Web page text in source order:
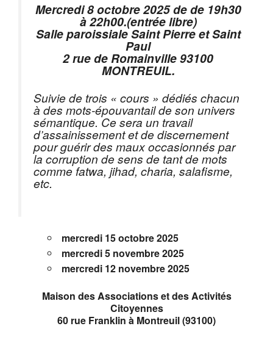
Mercredi 8 octobre 2025 de de 19h30
à 22h00.(entrée libre)
Salle paroissiale Saint Pierre et Saint
Paul
2 rue de Romainville 93100
MONTREUIL.
Suivie de trois « cours » dédiés chacun
à des mots-épouvantail de son univers
sémantique. Ce sera un travail
d’assainissement et de discernement
pour guérir des maux occasionnés par
la corruption de sens de tant de mots
comme fatwa, jihad, charia, salafisme,
etc.
mercredi 15 octobre 2025
mercredi5 novembre 2025
mercredi 12 novembre 2025
Maison des Associations et des Activités
Citoyennes
60 rue Franklin à Montreuil (93100)